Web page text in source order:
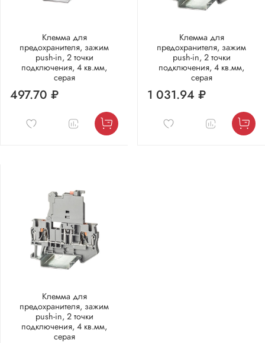
Клемма для
предохранителя, зажим
push-in, 2 точки
подключения, 4 кв.мм,
серая
497.70 ₽
Клемма для
предохранителя, зажим
push-in, 2 точки
подключения, 4 кв.мм,
серая
1 031.94 ₽
Клемма для
предохранителя, зажим
push-in, 2 точки
подключения, 4 кв.мм,
серая